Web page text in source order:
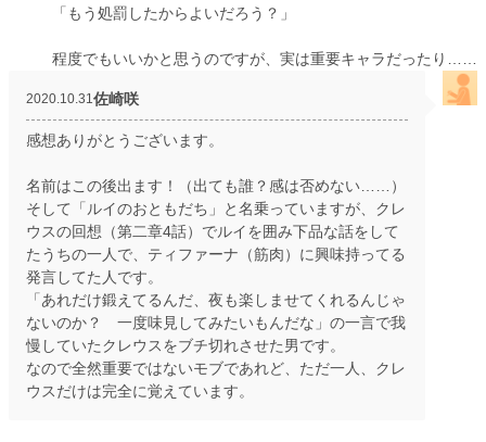
「もう処罰したからよいだろう？」
程度でもいいかと思うのですが、実は重要キャラだったり……
2020.10.31佐崎咲
感想ありがとうございます。
名前はこの後出ます！（出ても誰？感は否めない……）
そして「ルイのおともだち」と名乗っていますが、クレ
ウスの回想（第二章4話）でルイを囲み下品な話をして
たうちの一人で、ティファーナ（筋肉）に興味持ってる
発言してた人です。
「あれだけ鍛えてるんだ、夜も楽しませてくれるんじゃ
ないのか？ 一度味見してみたいもんだな」の一言で我
慢していたクレウスをブチ切れさせた男です。
なので全然重要ではないモブであれど、ただ一人、クレ
ウスだけは完全に覚えています。